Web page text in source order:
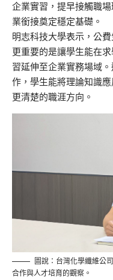
企業實習，提早接觸職
業銜接奠定穩定基礎。
明志科技大學表示，公
更重要的是讓學生能在
習延伸至企業實務場域
作，學生能將理論知識
更清楚的職涯方向。
圖說：台灣化學纖維公
合作與人才培育的觀察。